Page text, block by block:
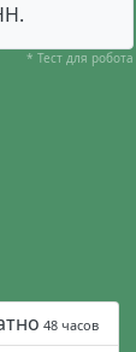
* Тест для робота
48 часов